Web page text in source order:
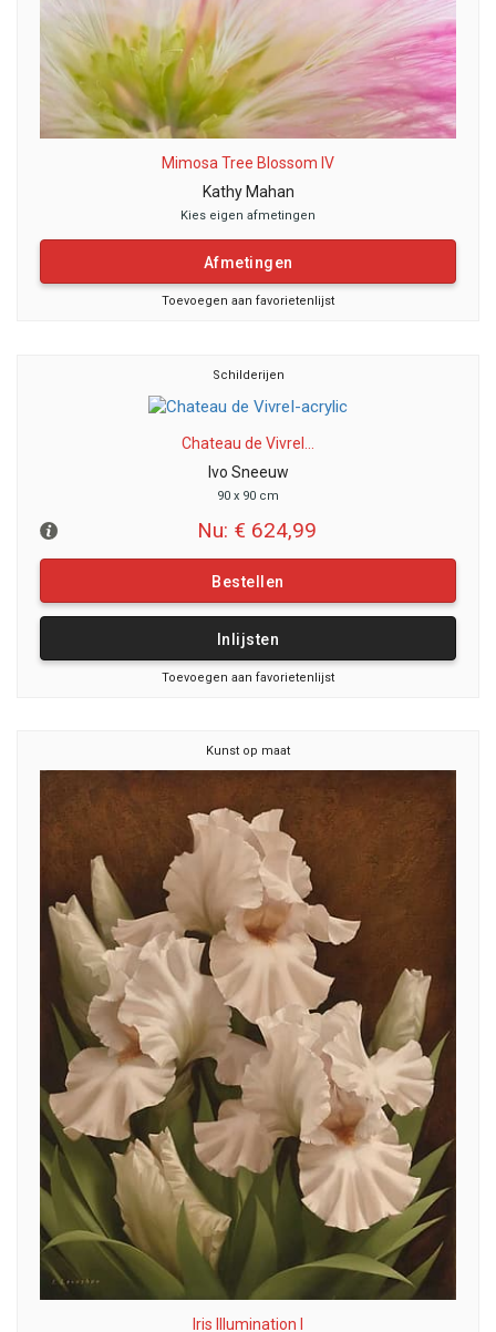
Mimosa Tree Blossom IV
Kathy Mahan
Kies eigen afmetingen
Afmetingen
Toevoegen aan favorietenlijst
Schilderijen
Chateau de VivreI...
Ivo Sneeuw
90 x 90 cm
Nu: € 624,99
Bestellen
Inlijsten
Toevoegen aan favorietenlijst
Kunst op maat
Iris Illumination I